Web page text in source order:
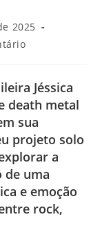
2025
Jéssica
death metal
sua
projeto solo
a
de uma
e emoção
rock,